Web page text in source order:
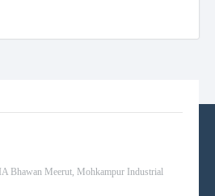
IIA Bhawan Meerut, Mohkampur Industrial